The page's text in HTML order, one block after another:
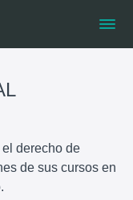
el derecho de
de sus cursos en